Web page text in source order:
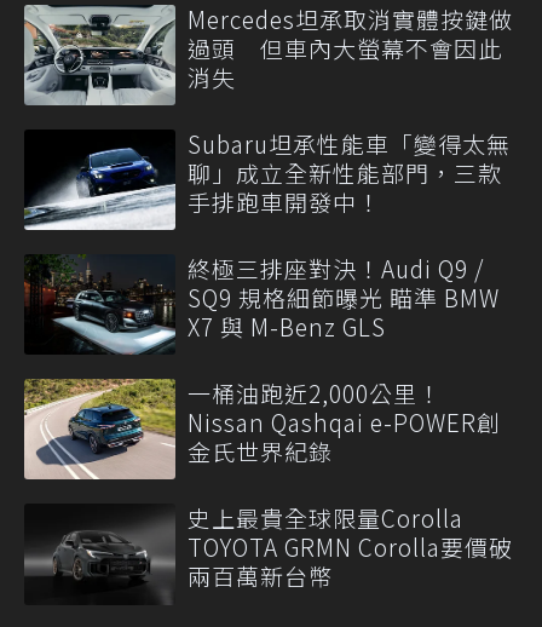
Mercedes坦承取消實體按鍵做
過頭 但車內大螢幕不會因此
消失
Subaru坦承性能車「變得太無
聊」成立全新性能部門，三款
手排跑車開發中！
終極三排座對決！Audi Q9 /
SQ9 規格細節曝光 瞄準 BMW
X7 與 M-Benz GLS
一桶油跑近2,000公里！
Nissan Qashqai e-POWER創
金氏世界紀錄
史上最貴全球限量Corolla
TOYOTA GRMN Corolla要價破
兩百萬新台幣